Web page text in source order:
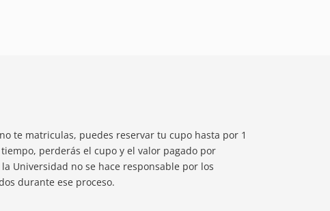
te matriculas, puedes reservar tu cupo hasta por 1
perderás el cupo y el valor pagado por
Universidad no se hace responsable por los
durante ese proceso.